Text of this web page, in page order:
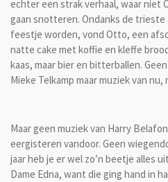
echter een strak verhaal, waar niet
gaan snotteren. Ondanks de
feestje worden, vond Otto, een
natte cake met koffie en kleffe
kaas, maar bier en bitterballen.
Mieke Telkamp maar muziek van
Maar geen muziek van Harry
eergisteren vandoor. Geen
jaar heb je er wel zo’n beetje alles
Dame Edna, want die ging hand in